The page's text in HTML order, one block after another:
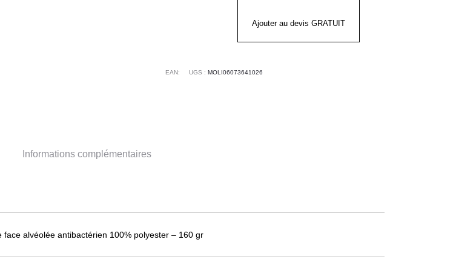
Ajouter au devis GRATUIT
EAN: UGS : MOLI06073641026
Informations complémentaires
alvéolée antibactérien 100% polyester – 160 gr